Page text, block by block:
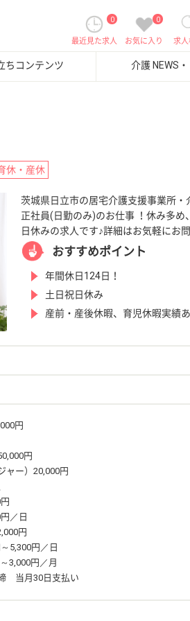
求
0
お気に入り
0
最近見た求人
ちコンテンツ 介護 NEWS
休・産休
茨城県日立市の居宅介護支援事業所・
正社員(日勤のみ)のお仕事 ！休み多め
日休みの求人です♪詳細はお気軽にお
おすすめポイント
年間休日124日！
土日祝日休み
産前・産後休暇、育児休暇実績
円
円
ー）20,000円
／日
円
5,300円／日
3,000円／月
当月30日支払い